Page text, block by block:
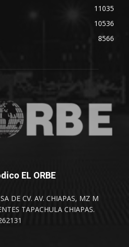
11035
10536
8566
EL ORBE
DE CV. AV. CHIAPAS, MZ M
TAPACHULA CHIAPAS.